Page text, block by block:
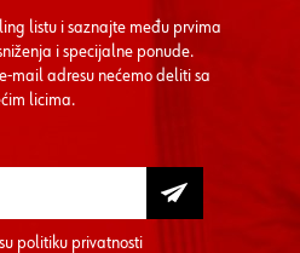
listu i saznajte među prvima
i specijalne ponude.
mail adresu nećemo deliti sa
licima.
politiku privatnosti